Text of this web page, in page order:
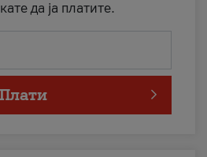
да ја платите.
Плати